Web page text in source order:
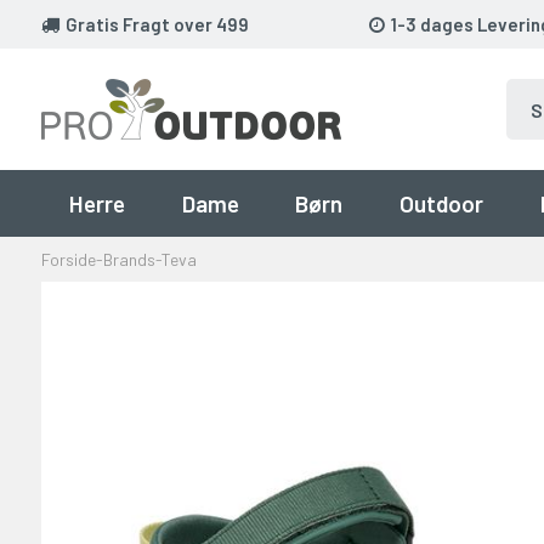
Gratis Fragt over 499 1-3 dages
Herre Dame Børn Outdoor
Forside-Brands-Teva